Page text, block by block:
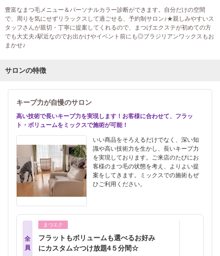
豊富なまつ毛メニュー＆パーソナルカラー診断ができます。自分だけの空間
で、周りを気にせずリラックスして過ごせる、予約制サロン♪★親しみやすいス
タッフさんが親切・丁寧に提案してくれるので、まつげエクステが初めての方
でも大丈夫♪駅近なのでお出かけやイベント前にも◎ブラジリアンワックスもお
まかせ♪
サロンの特徴
キープ力が自慢のサロン
高い技術で長いキープ力を実現します！お客様に合わせて、フラッ
ト・ボリュームをミックスで施術が可能！
いい商品をそろえるだけでなく、深い知
識や高い技術力を生かし、長いキープ力
を実現しております。ご来店のたびにお
客様のまつ毛の状態を考え、よりよい提
案をしてきます。ミックスでの施術もぜ
ひご利用ください。
全
員
まつエク
フラットもボリュームも選べるお好み
にカスタム☆つけ放題4５分間☆